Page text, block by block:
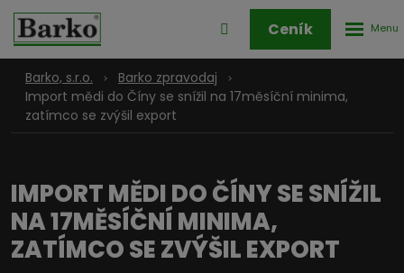
Přihlášení
zóny
Ceník
Barko, s.r.o.
Barko zpravodaj
Import mědi do Číny se snížil na 17měsíční minima,
zatímco se zvýšil export
IMPORT MĚDI DO ČÍNY SE SNÍŽIL
NA 17MĚSÍČNÍ MINIMA,
ZATÍMCO SE ZVÝŠIL EXPORT